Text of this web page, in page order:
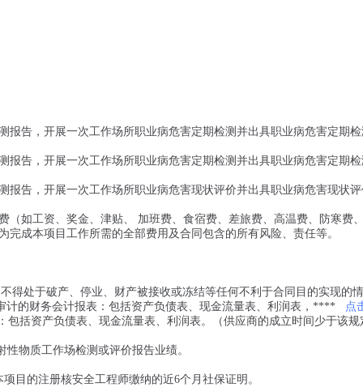
报告，开展一次工作场所职业病危害定期检测并出具职业病危害定期
报告，开展一次工作场所职业病危害定期检测并出具职业病危害定期
报告，开展一次工作场所职业病危害现状评价并出具职业病危害现状
（如工资、奖金、津贴、 加班费、食宿费、差旅费、高温费、防寒费
成本项目工作所需的全部费用及合同包含的所有风险、责任等。
得处于破产、停业、财产被接收或冻结等任何不利于合同目的实现的
计的财务会计报表：包括资产负债表、现金流量表、利润表，****
点
括资产负债表、现金流量表、利润表。（供应商的成立时间少于该规
物质工作场检测或评价报告业绩。
目的注册核安全工程师缴纳的近6个月社保证明。